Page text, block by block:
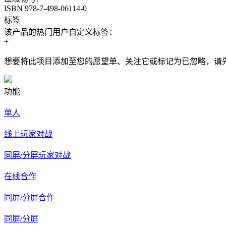
ISBN 978-7-498-06114-0
标签
该产品的热门用户自定义标签：
+
想要将此项目添加至您的愿望单、关注它或标记为已忽略，请
功能
单人
线上玩家对战
同屏/分屏玩家对战
在线合作
同屏/分屏合作
同屏/分屏